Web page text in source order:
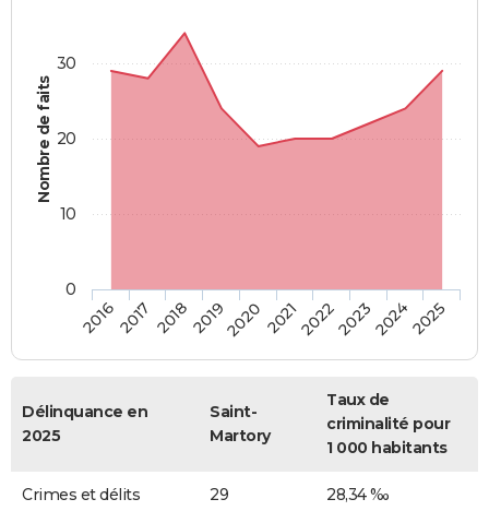
Nombre de faits
20162017 20182019202020212022202320242025
0
10
20
30
Délinquance en
2025
Saint-
Martory
Taux de
criminalité pour
1 000 habitants
Crimes et délits 29 28,34 ‰